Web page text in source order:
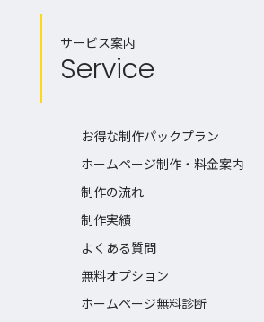
サービス案内
Service
お得な制作パックプラン
ホームページ制作・料金案内
制作の流れ
制作実績
よくある質問
無料オプション
ホームページ無料診断